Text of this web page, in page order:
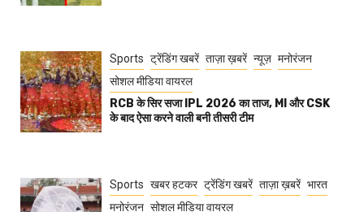
Sports ट्रेंडिंग खबरें ताज़ा ख़बरें न्यूज़ मनोरंजन
सोशल मीडिया वायरल
RCB के सिर सजा IPL 2026 का ताज, MI और CSK
के बाद ऐसा करने वाली बनी तीसरी टीम
Sports खबर हटकर ट्रेंडिंग खबरें ताज़ा ख़बरें भारत
मनोरंजन सोशल मीडिया वायरल